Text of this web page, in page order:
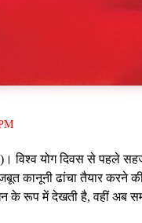
विश्व योग दिवस से पहले सहज
कानूनी ढांचा तैयार करने
के रूप में देखती है, वहीं अब